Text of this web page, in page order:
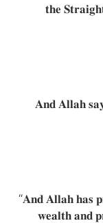
𝐭𝐡𝐞
𝐀𝐧𝐝 𝐀𝐥𝐥𝐚𝐡
“𝐀𝐧𝐝 𝐀𝐥𝐥𝐚𝐡 𝐡𝐚𝐬
𝐰𝐞𝐚𝐥𝐭𝐡 𝐚𝐧𝐝